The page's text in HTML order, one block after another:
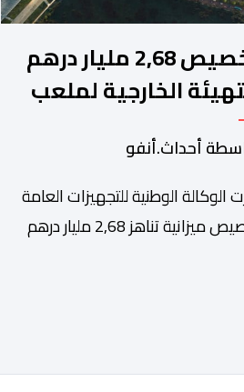
تخصيص 2,68 مليار درهم
الخارجية لملعب
الثاني
أحداث.أنفو
الوكالة الوطنية للتجهيزات العامة
تخصيص ميزانية تناهز 2,68 مليار درهم
نهائيات كأس العالم 2030. ​وكشف مصدر